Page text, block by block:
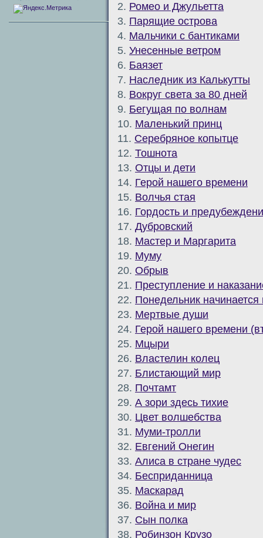
2. Ромео и Джульетта
3. Парящие острова
4. Мальчики с бантиками
5. Унесенные ветром
6. Баязет
7. Наследник из Калькутты
8. Вокруг света за 80 дней
9. Бегущая по волнам
10. Маленький принц
11. Серебряное копытце
12. Тошнота
13. Отцы и дети
14. Герой нашего времени
15. Волчья стая
16. Гордость и
17. Дубровский
18. Мастер и Маргарита
19. Муму
20. Обрыв
21. Преступление и
22. Понедельник начинается
23. Мертвые души
24. Герой нашего времени
25. Мцыри
26. Властелин колец
27. Блистающий мир
28. Почтамт
29. А зори здесь тихие
30. Цвет волшебства
31. Муми-тролли
32. Евгений Онегин
33. Алиса в стране чудес
34. Бесприданница
35. Маскарад
36. Война и мир
37. Сын полка
38. Робинзон Крузо